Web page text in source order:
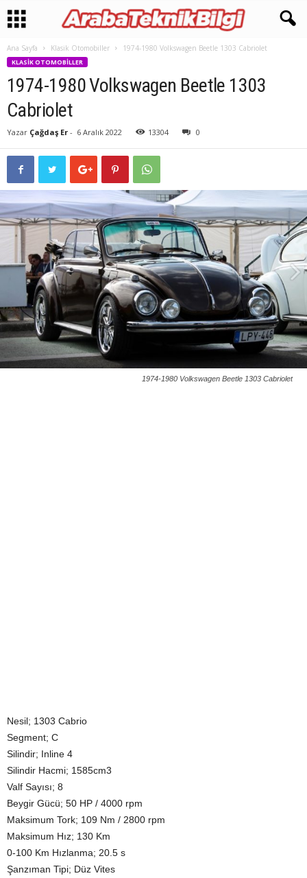
Ana Sayfa Klasik Otomobiller 1974-1980 Volkswagen Beetle 1303 Cabriolet
KLASIK OTOMOBILLER
1974-1980 Volkswagen Beetle 1303
Cabriolet
Yazar Çağdaş Er - 6 Aralık 2022 13304 0
1974-1980 Volkswagen Beetle 1303 Cabriolet
Nesil; 1303 Cabrio
Segment; C
Silindir; Inline 4
Silindir Hacmi; 1585cm3
Valf Sayısı; 8
Beygir Gücü; 50 HP / 4000 rpm
Maksimum Tork; 109 Nm / 2800 rpm
Maksimum Hız; 130 Km
0-100 Km Hızlanma; 20.5 s
Şanzıman Tipi; Düz Vites